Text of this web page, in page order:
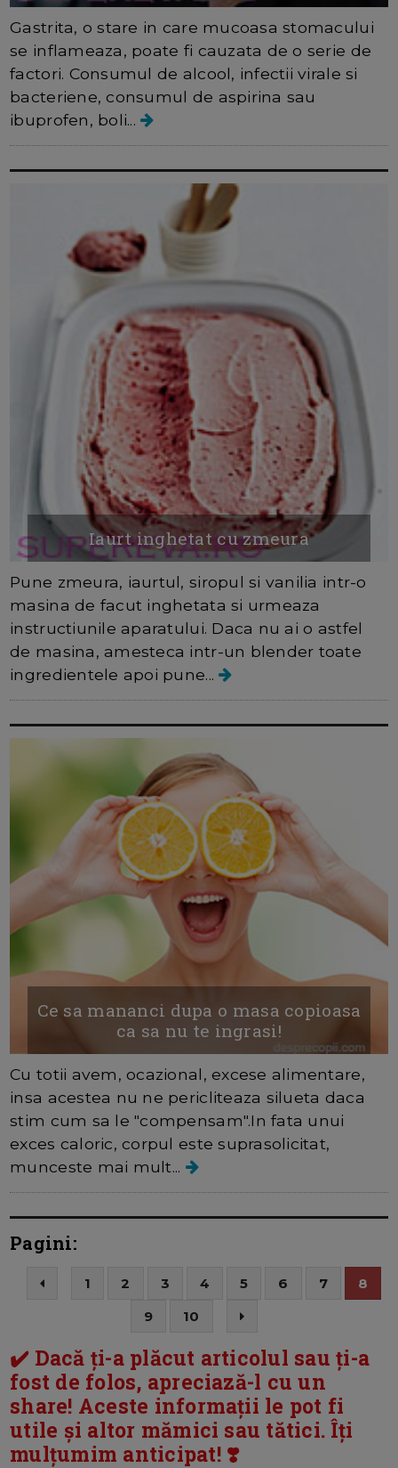
Gastrita, o stare in care mucoasa stomacului
se inflameaza, poate fi cauzata de o serie de
factori. Consumul de alcool, infectii virale si
bacteriene, consumul de aspirina sau
ibuprofen, boli...
Iaurt inghetat cu zmeura
Pune zmeura, iaurtul, siropul si vanilia intr-o
masina de facut inghetata si urmeaza
instructiunile aparatului. Daca nu ai o astfel
de masina, amesteca intr-un blender toate
ingredientele apoi pune...
Ce sa mananci dupa o masa copioasa
ca sa nu te ingrasi!
Cu totii avem, ocazional, excese alimentare,
insa acestea nu ne pericliteaza silueta daca
stim cum sa le "compensam".In fata unui
exces caloric, corpul este suprasolicitat,
munceste mai mult...
Pagini:
1 2 3 4 5 6 7
8
9
10
✔️ Dacă ți-a plăcut articolul sau ți-a
fost de folos, apreciază-l cu un
share! Aceste informații le pot fi
utile și altor mămici sau tătici. Îți
mulțumim anticipat! ❣️